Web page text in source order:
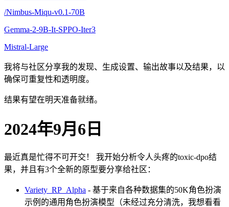
/Nimbus-Miqu-v0.1-70B
Gemma-2-9B-It-SPPO-Iter3
Mistral-Large
我将与社区分享我的发现、生成设置、输出故事以及结果，以
确保可重复性和透明度。
结果有望在明天准备就绪。
2024年9月6日
最近真是忙得不可开交！ 我开始分析令人头疼的toxic-dpo结
果，并且有3个全新的原型要分享给社区：
Variety_RP_Alpha - 基于来自各种数据集的50K角色扮演
示例的通用角色扮演模型（未经过充分清洗，我想看看